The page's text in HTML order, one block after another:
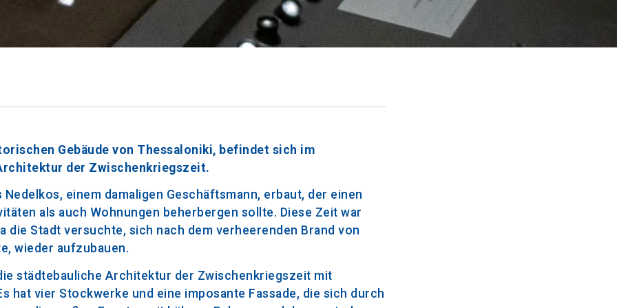
Gebäude von Thessaloniki, befindet sich im
der Zwischenkriegszeit.
einem damaligen Geschäftsmann, erbaut, der einen
als auch Wohnungen beherbergen sollte. Diese Zeit war
Stadt versuchte, sich nach dem verheerenden Brand von
wieder aufzubauen.
städtebauliche Architektur der Zwischenkriegszeit mit
hat vier Stockwerke und eine imposante Fassade, die sich durch